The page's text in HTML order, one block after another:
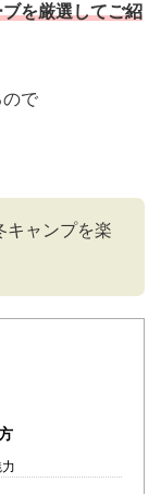
を厳選してご紹
で
キャンプを楽